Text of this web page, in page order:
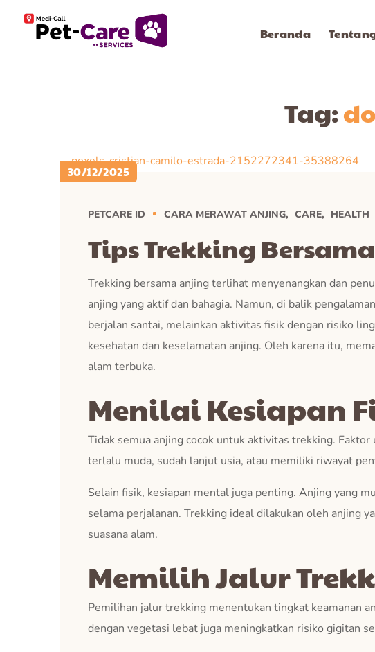
Beranda
Tag:
30/12/2025
PETCARE ID CARA MERAWAT ANJING CARE HEALTH
Tips Trekking
Trekking bersama anjing terlihat menyenangkan dan
anjing yang aktif dan bahagia. Namun, di balik
berjalan santai, melainkan aktivitas fisik dengan risiko
kesehatan dan keselamatan anjing. Oleh karena itu,
alam terbuka.
Menilai Kesiapan
Tidak semua anjing cocok untuk aktivitas trekking.
terlalu muda, sudah lanjut usia, atau memiliki riwayat
Selain fisik, kesiapan mental juga penting. Anjing yang
selama perjalanan. Trekking ideal dilakukan oleh anjing
suasana alam.
Memilih Jalur
Pemilihan jalur trekking menentukan tingkat keamanan
dengan vegetasi lebat juga meningkatkan risiko gigitan